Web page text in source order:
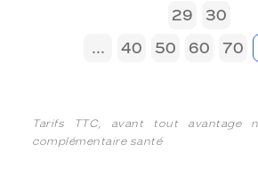
29
30
...
40 50 60 70
Tarifs TTC, avant tout avantage
complémentaire santé